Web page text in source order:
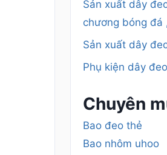
Sản xuất dây
chương bóng đá
Sản xuất dây
Phụ kiện dây
Chuyên
Bao đeo thẻ
Bao nhôm uhoo